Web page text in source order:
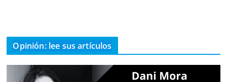
Opinión: lee sus artículos